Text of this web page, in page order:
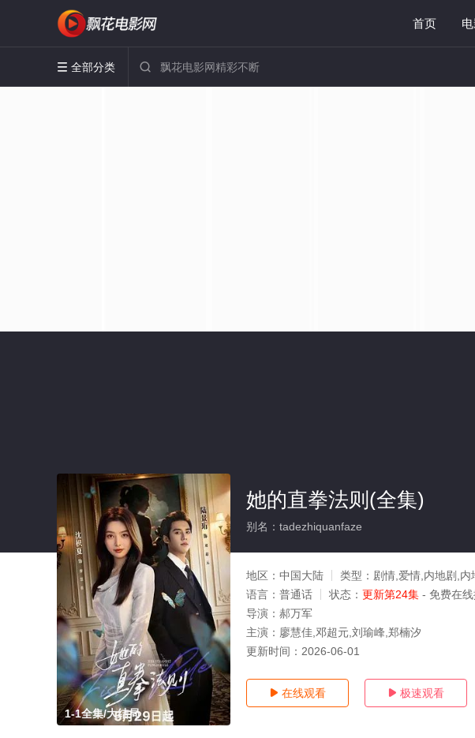
首页
 全部分类 
1-1全集/大结局
她的直拳法则(全集)
别名：tadezhiquanfaze
地区： 中国大陆 类型： 剧情,爱情,内地剧,内
语言： 普通话 状态： 更新第24集 - 免费在
导演： 郝万军
主演： 廖慧佳,邓超元,刘瑜峰,郑楠汐
更新时间： 2026-06-01
 在线观看  极速观看